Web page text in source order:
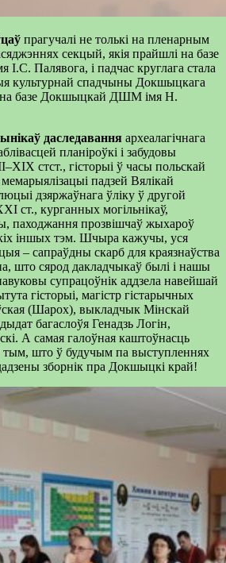
прагучалі не толькі на пленарным
секцый, якія прайшлі на базе
Палявога, і падчас круглага стала
культурнай спадчыны Докшыцкага
на базе Докшыцкай ДШМ імя Н.
даследавання археалагічнага
планіроўкі і забудовы
стст., гісторыі ў часы польскай
падзей Вялікай
дзяржаўнага ўліку ў другой
ст., курганных могільнікаў,
паходжання прозвішчаў жыхароў
іншых тэм. Шчыра кажучы, уся
– сапраўдны скарб для краязнаўства
што сярод дакладчыкаў былі і нашы
супрацоўнік аддзела навейшай
гісторыі, магістр гістарычных
(Шарох), выкладчык Мінскай
багаслоўя Генадзь Логін,
А самая галоўная каштоўнасць
тым, што ў будучым па выступленнях
зборнік пра Докшыцкі край!